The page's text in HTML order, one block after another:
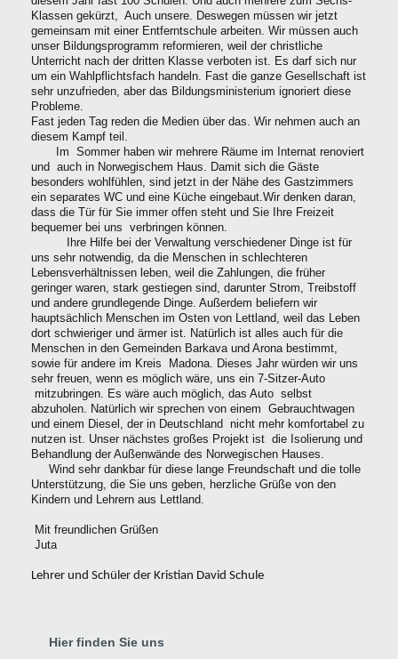
Klassen gekürzt, Auch unsere. Deswegen müssen wir jetzt
gemeinsam mit einer Entferntschule arbeiten. Wir müssen auch
unser Bildungsprogramm reformieren, weil der christliche
Unterricht nach der dritten Klasse verboten ist. Es darf sich nur
um ein Wahlpflichtsfach handeln. Fast die ganze Gesellschaft ist
sehr unzufrieden, aber das Bildungsministerium ignoriert diese
Probleme.
Fast jeden Tag reden die Medien über das. Wir nehmen auch an
diesem Kampf teil.
Im Sommer haben wir mehrere Räume im Internat renoviert
und auch in Norwegischem Haus. Damit sich die Gäste
besonders wohlfühlen, sind jetzt in der Nähe des Gastzimmers
ein separates WC und eine Küche eingebaut.Wir denken daran,
dass die Tür für Sie immer offen steht und Sie Ihre Freizeit
bequemer bei uns verbringen können.
Ihre Hilfe bei der Verwaltung verschiedener Dinge ist für
uns sehr notwendig, da die Menschen in schlechteren
Lebensverhältnissen leben, weil die Zahlungen, die früher
geringer waren, stark gestiegen sind, darunter Strom, Treibstoff
und andere grundlegende Dinge. Außerdem beliefern wir
hauptsächlich Menschen im Osten von Lettland, weil das Leben
dort schwieriger und ärmer ist. Natürlich ist alles auch für die
Menschen in den Gemeinden Barkava und Arona bestimmt,
sowie für andere im Kreis Madona. Dieses Jahr würden wir uns
sehr freuen, wenn es möglich wäre, uns ein 7-Sitzer-Auto
mitzubringen. Es wäre auch möglich, das Auto selbst
abzuholen. Natürlich wir sprechen von einem Gebrauchtwagen
und einem Diesel, der in Deutschland nicht mehr komfortabel zu
nutzen ist. Unser nächstes großes Projekt ist die Isolierung und
Behandlung der Außenwände des Norwegischen Hauses.
Wind sehr dankbar für diese lange Freundschaft und die tolle
Unterstützung, die Sie uns geben, herzliche Grüße von den
Kindern und Lehrern aus Lettland.
Mit freundlichen Grüßen
Juta
Lehrer und Schüler der Kristian David Schule
Hier finden Sie uns